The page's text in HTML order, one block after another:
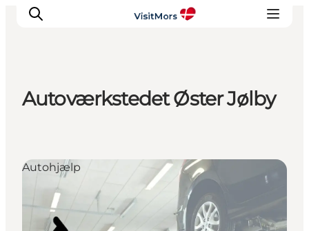
Info om Mors
Overnatning
Pakketure / Ferieophold
Planlæg din tur
Autoværkstedet Øster Jølby
Autohjælp